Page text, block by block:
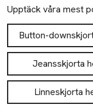
Upptäck våra mest
Button-
Jeansskjorta
Linneskjorta